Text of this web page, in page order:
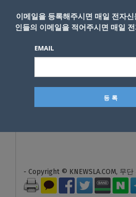
원고 측은 정신적 피해와 임
로, 법원의 최종 판단이 내려
- Copyright © KNEWSLA.COM, 무
이메일을 등록해주시면 매일 전자
인들의 이메일을 적어주시면 매일
EMAIL